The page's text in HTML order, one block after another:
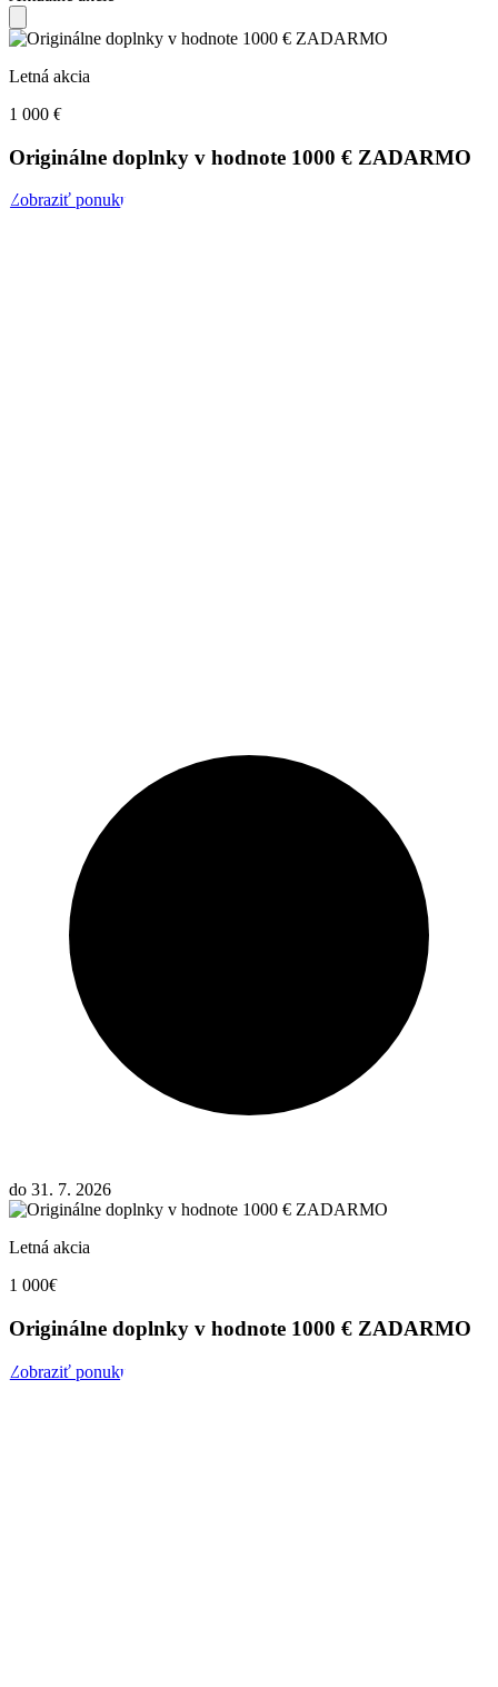
Letná akcia
1 000 €
Originálne doplnky v hodnote 1000 € ZADARMO
Zobraziť ponuku
do 31. 7. 2026
Letná akcia
1 000€
Originálne doplnky v hodnote 1000 € ZADARMO
Zobraziť ponuku